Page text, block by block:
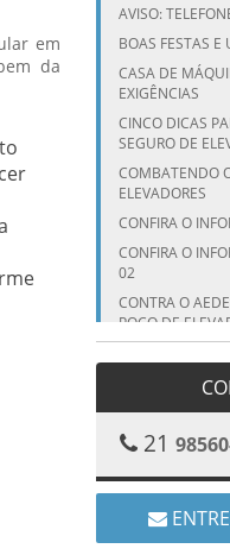
em
da
AVISO:
BOAS FESTAS
CASA DE
EXIGÊNCIAS
CINCO DICAS
SEGURO DE
COMBATENDO
ELEVADORES
CONFIRA O
CONFIRA O
02
CONTRA O
POÇO DE
MOSQUITOS
ELEVADORES
ELEVADORES
CUIDADO COM
ELEVADORES
CUIDADO COM
DE CHUVAS!
21